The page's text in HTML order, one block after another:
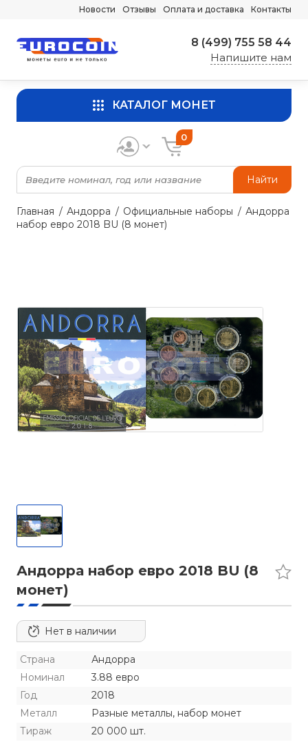
Новости Отзывы Оплата и доставка Контакты
8 (499) 755 58 44
Напишите нам
КАТАЛОГ МОНЕТ
Найти
0
Главная Андорра Официальные наборы
Андорра
набор евро 2018 BU (8 монет)
Андорра набор евро 2018 BU (8
монет)
Нет в наличии
Страна
Андорра
Номинал
3.88 евро
Год
2018
Металл
Разные металлы, набор монет
Тираж
20 000 шт.